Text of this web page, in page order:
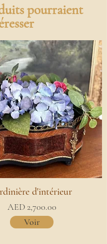
pourraient
d'intérieur
AED 2,700.00
Voir